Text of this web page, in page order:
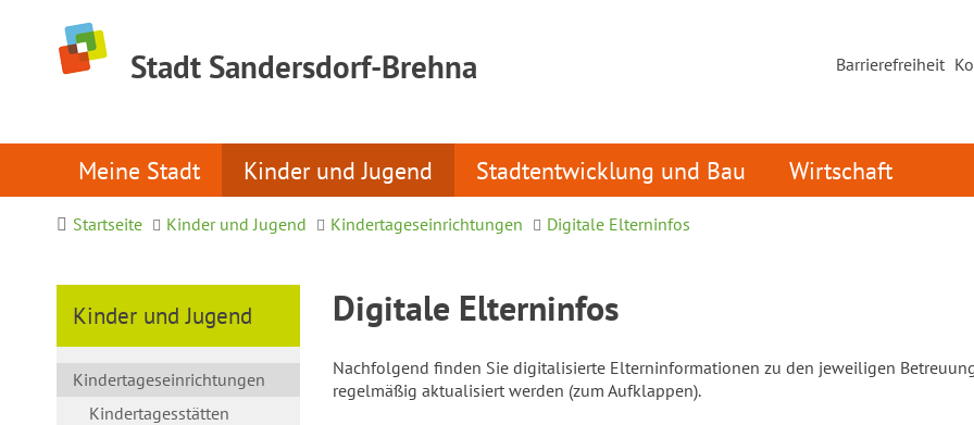
Stadt Sandersdorf-Brehna Barrierefreiheit
Meine Stadt Kinder und Jugend Stadtentwicklung und Bau Wirtschaft
Startseite Kinder und Jugend Kindertageseinrichtungen Digitale Elterninfos
Kinder und Jugend
Kindertageseinrichtungen
Kindertagesstätten
Digitale Elterninfos
Nachfolgend finden Sie digitalisierte Elterninformationen zu den jeweiligen
regelmäßig aktualisiert werden (zum Aufklappen).